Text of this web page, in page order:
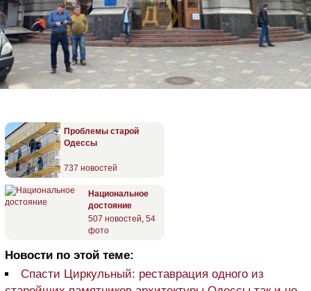
Проблемы старой
Одессы
737 новостей
Национальное
достояние
507 новостей, 54
фото
Новости по этой теме:
Спасти Циркульный: реставрация одного из